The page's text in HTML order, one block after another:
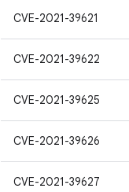
CVE-2021-39621
CVE-2021-39622
CVE-2021-39625
CVE-2021-39626
CVE-2021-39627